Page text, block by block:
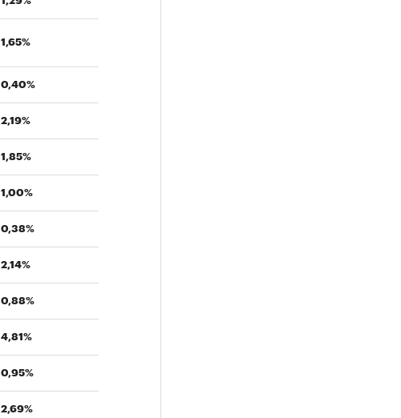
1,65%
0,40%
2,19%
1,85%
1,00%
0,38%
2,14%
0,88%
4,81%
0,95%
2,69%